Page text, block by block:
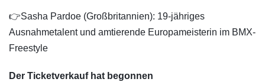
👉Sasha Pardoe (Großbritannien): 19-jähriges
Ausnahmetalent und amtierende Europameisterin im BMX-
Freestyle
Der Ticketverkauf hat begonnen